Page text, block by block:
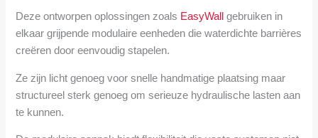
Deze ontworpen oplossingen zoals EasyWall
gebruiken in
elkaar grijpende modulaire eenheden die waterdichte barrières
creëren door eenvoudig stapelen.
Ze zijn licht genoeg voor snelle handmatige plaatsing maar
structureel sterk genoeg om serieuze hydraulische lasten aan
te kunnen.